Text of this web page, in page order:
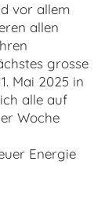
vor allem
allen
grosse
Mai 2025 in
alle auf
Woche
Energie